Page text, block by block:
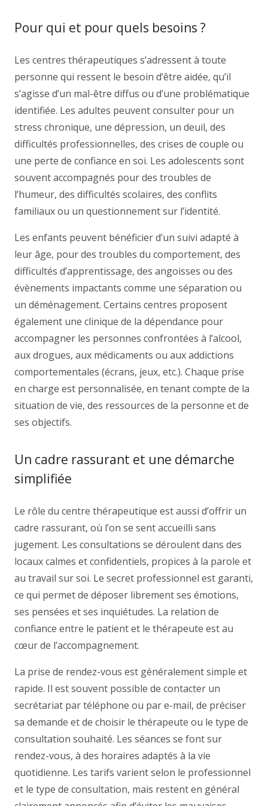
Pour qui et pour quels besoins ?
Les centres thérapeutiques s’adressent à toute
personne qui ressent le besoin d’être aidée, qu’il
s’agisse d’un mal-être diffus ou d’une problématique
identifiée. Les adultes peuvent consulter pour un
stress chronique, une dépression, un deuil, des
difficultés professionnelles, des crises de couple ou
une perte de confiance en soi. Les adolescents sont
souvent accompagnés pour des troubles de
l’humeur, des difficultés scolaires, des conflits
familiaux ou un questionnement sur l’identité.
Les enfants peuvent bénéficier d’un suivi adapté à
leur âge, pour des troubles du comportement, des
difficultés d’apprentissage, des angoisses ou des
évènements impactants comme une séparation ou
un déménagement. Certains centres proposent
également une clinique de la dépendance pour
accompagner les personnes confrontées à l’alcool,
aux drogues, aux médicaments ou aux addictions
comportementales (écrans, jeux, etc.). Chaque prise
en charge est personnalisée, en tenant compte de la
situation de vie, des ressources de la personne et de
ses objectifs.
Un cadre rassurant et une démarche
simplifiée
Le rôle du centre thérapeutique est aussi d’offrir un
cadre rassurant, où l’on se sent accueilli sans
jugement. Les consultations se déroulent dans des
locaux calmes et confidentiels, propices à la parole et
au travail sur soi. Le secret professionnel est garanti,
ce qui permet de déposer librement ses émotions,
ses pensées et ses inquiétudes. La relation de
confiance entre le patient et le thérapeute est au
cœur de l’accompagnement.
La prise de rendez-vous est généralement simple et
rapide. Il est souvent possible de contacter un
secrétariat par téléphone ou par e-mail, de préciser
sa demande et de choisir le thérapeute ou le type de
consultation souhaité. Les séances se font sur
rendez-vous, à des horaires adaptés à la vie
quotidienne. Les tarifs varient selon le professionnel
et le type de consultation, mais restent en général